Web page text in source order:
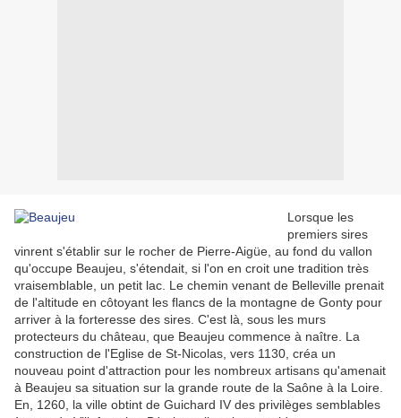
Lorsque les
premiers sires
vinrent s'établir sur le rocher de Pierre-Aigüe, au fond du vallon
qu'occupe Beaujeu, s'étendait, si l'on en croit une tradition très
vraisemblable, un petit lac. Le chemin venant de Belleville prenait
de l'altitude en côtoyant les flancs de la montagne de Gonty pour
arriver à la forteresse des sires. C'est là, sous les murs
protecteurs du château, que Beaujeu commence à naître. La
construction de l'Eglise de St-Nicolas, vers 1130, créa un
nouveau point d'attraction pour les nombreux artisans qu'amenait
à Beaujeu sa situation sur la grande route de la Saône à la Loire.
En, 1260, la ville obtint de Guichard IV des privilèges semblables